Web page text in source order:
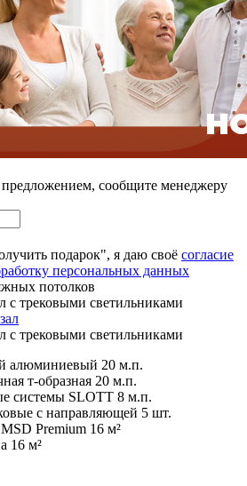
предложением, сообщите менеджеру
подарок", я даю своё согласие
персональных данных
потолков
с трековыми светильниками
с трековыми светильниками
алюминиевый 20 м.п.
т-образная 20 м.п.
системы SLOTT 8 м.п.
с направляющей 5 шт.
Premium 16 м²
16 м²